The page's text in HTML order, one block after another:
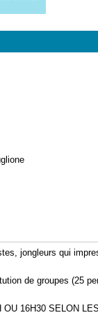
jongleurs qui
de groupes (25
16H30 SELON